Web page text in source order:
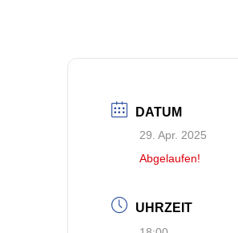
DATUM
29. Apr. 2025
Abgelaufen!
UHRZEIT